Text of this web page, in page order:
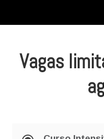
Vagas